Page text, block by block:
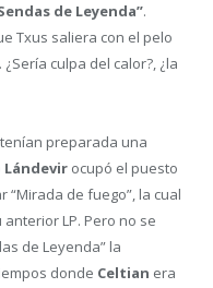
de Leyenda”.
Txus saliera con el pelo
culpa del calor?, ¿la
preparada una
Lándevir ocupó el puesto
de fuego”, la cual
LP. Pero no se
de Leyenda” la
donde Celtian era